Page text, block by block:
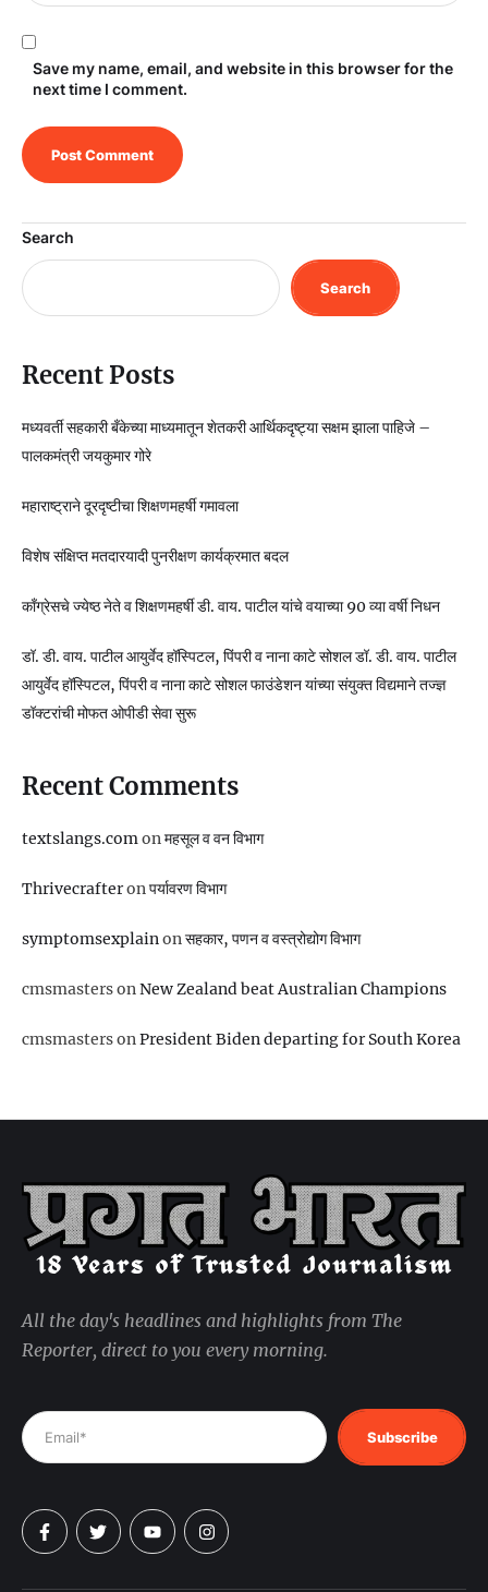
Save my name, email, and website in this browser for the
next time I comment.
Search
Search
Recent Posts
मध्यवर्ती सहकारी बँकेच्या माध्यमातून शेतकरी आर्थिकदृष्ट्या सक्षम झाला पाहिजे –
पालकमंत्री जयकुमार गोरे
महाराष्ट्राने दूरदृष्टीचा शिक्षणमहर्षी गमावला
विशेष संक्षिप्त मतदारयादी पुनरीक्षण कार्यक्रमात बदल
काँग्रेसचे ज्येष्ठ नेते व शिक्षणमहर्षी डी. वाय. पाटील यांचे वयाच्या 90 व्या वर्षी निधन
डॉ. डी. वाय. पाटील आयुर्वेद हॉस्पिटल, पिंपरी व नाना काटे सोशल डॉ. डी. वाय. पाटील
आयुर्वेद हॉस्पिटल, पिंपरी व नाना काटे सोशल फाउंडेशन यांच्या संयुक्त विद्यमाने तज्ज्ञ
डॉक्टरांची मोफत ओपीडी सेवा सुरू
Recent Comments
textslangs.comonमहसूल व वन विभाग
Thrivecrafteronपर्यावरण विभाग
symptomsexplainonसहकार, पणन व वस्‍त्रोद्योग विभाग
cmsmastersonNew Zealand beat Australian Champions
cmsmastersonPresident Biden departing for South Korea
All the day's headlines and highlights from The
Reporter, direct to you every morning.
Subscribe